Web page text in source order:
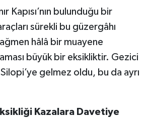
Kapısı’nın bulunduğu bir
sürekli bu güzergâhı
hâlâ bir muayene
büyük bir eksikliktir. Gezici
gelmez oldu, bu da ayrı
Kazalara Davetiye